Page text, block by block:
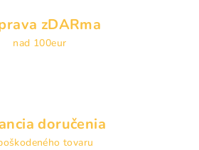
zDARma
nad 100eur
doručenia
tovaru